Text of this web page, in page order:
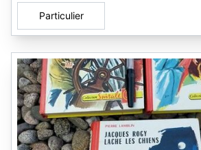
Particulier